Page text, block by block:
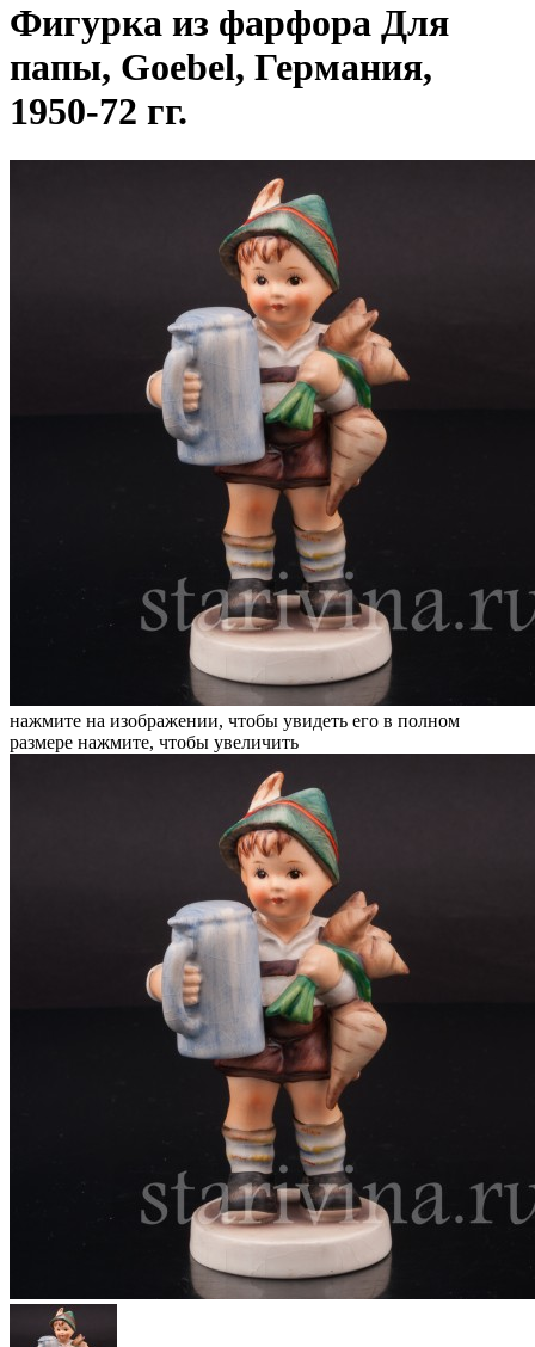
Фигурка из фарфора Для
папы, Goebel, Германия,
1950-72 гг.
нажмите на изображении, чтобы увидеть его в полном
размере нажмите, чтобы увеличить